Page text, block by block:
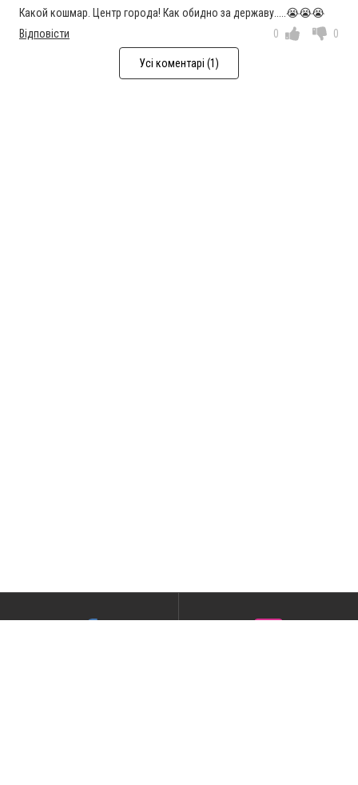
Какой кошмар. Центр города! Как обидно за державу.....😭😭😭
Відповісти
0 0
Усі коментарі (1)